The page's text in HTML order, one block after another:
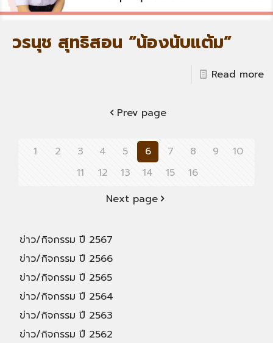
วรนุช สุทธิสอน “น้องนับแต้ม”
Read more
Prev page
1 2 3 4 5 6 7 8 9
10
11
12 13 14 15
16
Next page
ข่าว/กิจกรรม ปี 2567
ข่าว/กิจกรรม ปี 2566
ข่าว/กิจกรรม ปี 2565
ข่าว/กิจกรรม ปี 2564
ข่าว/กิจกรรม ปี 2563
ข่าว/กิจกรรม ปี 2562